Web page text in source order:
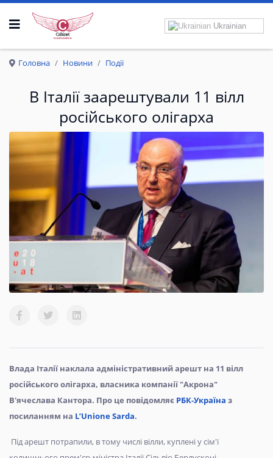
РОЗПРАВКРИЛА
Ukrainian
Головна Новини Події
В Італії заарештували 11 вілл
російського олігарха
Влада Італії наклала адміністративний арешт на 11 вілл
російського олігарха, власника компанії "Акрона"
В'ячеслава Кантора. Про це повідомляє РБК-Україна з
посиланням на L’Unione Sarda.
Під арешт потрапили, в тому числі вілли, куплені у сім'ї